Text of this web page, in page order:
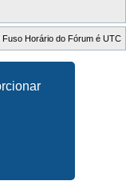
Fuso Horário do Fórum é UTC